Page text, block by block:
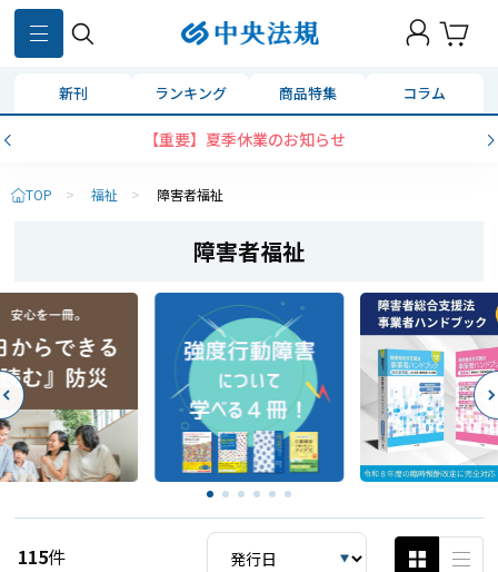
新刊 ランキング 商品特集 コラム
コンビニ決済に「セブンイレブン」を追加いた
TOP > 福祉 > 障害者福祉
障害者福祉
115件